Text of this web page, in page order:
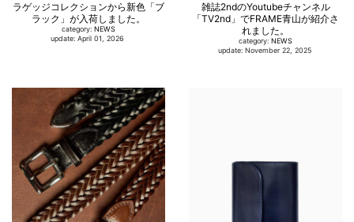
ラゲッジコレクションから新色「ブ
ラック」が入荷しました。
category: NEWS
update: April 01, 2026
雑誌2ndのYoutubeチャンネル
「TV2nd」でFRAME青山が紹介さ
れました。
category: NEWS
update: November 22, 2025